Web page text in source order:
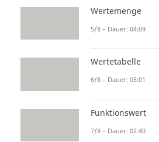
Wertemenge
5/8 – Dauer: 04:09
Wertetabelle
6/8 – Dauer: 05:01
Funktionswert
7/8 – Dauer: 02:40